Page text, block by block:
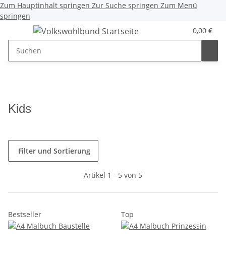
Zum Hauptinhalt springen Zur Suche springen Zum Menü
springen
0,00 €
Kids
Filter und Sortierung
Artikel 1 - 5 von 5
Bestseller Top